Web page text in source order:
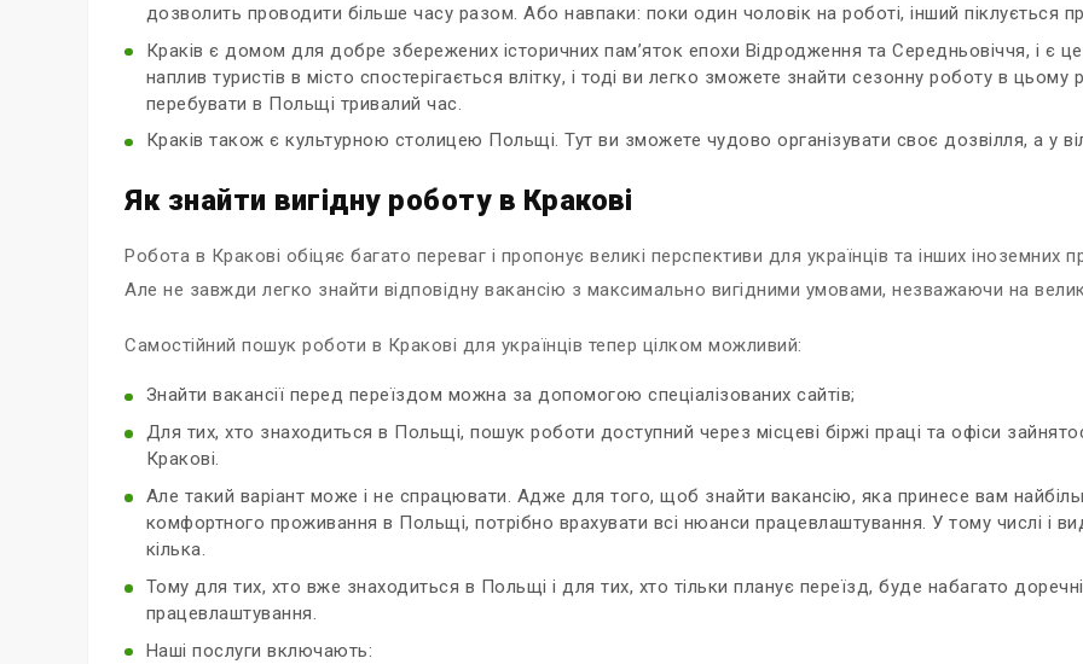
дозволить проводити більше часу разом. Або навпаки: поки один чоловік на роботі, інший піклується
Краків є домом для добре збережених історичних пам’яток епохи Відродження та Середньовіччя, і є
наплив туристів в місто спостерігається влітку, і тоді ви легко зможете знайти сезонну роботу в
перебувати в Польщі тривалий час.
Краків також є культурною столицею Польщі. Тут ви зможете чудово організувати своє дозвілля, а у
Як знайти вигідну роботу в Кракові
Робота в Кракові обіцяє багато переваг і пропонує великі перспективи для українців та інших іноземних
Але не завжди легко знайти відповідну вакансію з максимально вигідними умовами, незважаючи на велику
Самостійний пошук роботи в Кракові для українців тепер цілком можливий:
Знайти вакансії перед переїздом можна за допомогою спеціалізованих сайтів;
Для тих, хто знаходиться в Польщі, пошук роботи доступний через місцеві біржі праці та офіси
Кракові.
Але такий варіант може і не спрацювати. Адже для того, щоб знайти вакансію, яка принесе вам
комфортного проживання в Польщі, потрібно врахувати всі нюанси працевлаштування. У тому числі і
кілька.
Тому для тих, хто вже знаходиться в Польщі і для тих, хто тільки планує переїзд, буде набагато
працевлаштування.
Наші послуги включають: